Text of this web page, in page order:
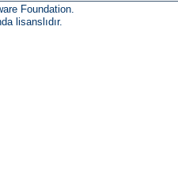
Foundation.
lisanslıdır.